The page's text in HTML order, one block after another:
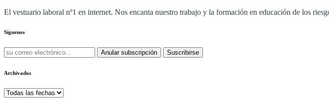
El vestuario laboral nº1 en internet. Nos encanta nuestro trabajo y la formación en educación de los
Síguenos
Anular subscripción Suscribirse
Archivados